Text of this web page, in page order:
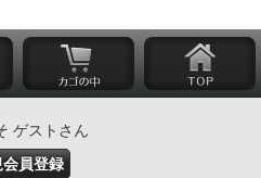
ゲストさん
会員登録